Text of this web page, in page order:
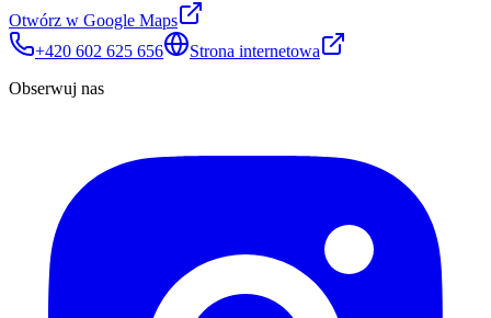
Otwórz w Google Maps
+420 602 625 656
Strona internetowa
Obserwuj nas